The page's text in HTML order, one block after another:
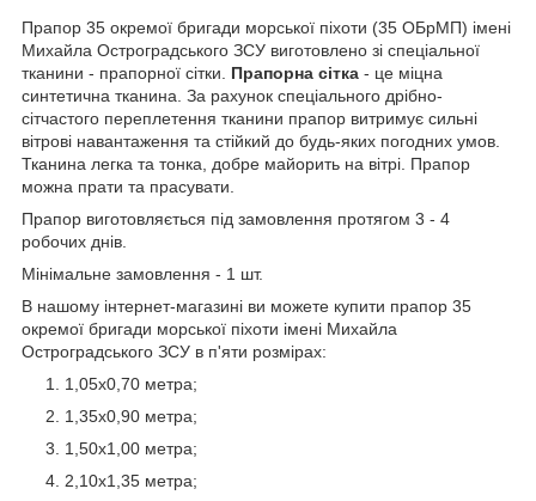
Прапор 35 окремої бригади морської піхоти (35 ОБрМП) імені
Михайла Остроградського ЗСУ виготовлено зі спеціальної
тканини - прапорної сітки. Прапорна сітка - це міцна
синтетична тканина. За рахунок спеціального дрібно-
сітчастого переплетення тканини прапор витримує сильні
вітрові навантаження та стійкий до будь-яких погодних умов.
Тканина легка та тонка, добре майорить на вітрі. Прапор
можна прати та прасувати.
Прапор виготовляється під замовлення протягом 3 - 4
робочих днів.
Мінімальне замовлення - 1 шт.
В нашому інтернет-магазині ви можете купити прапор 35
окремої бригади морської піхоти імені Михайла
Остроградського ЗСУ в п'яти розмірах:
1,05х0,70 метра;
1,35х0,90 метра;
1,50х1,00 метра;
2,10х1,35 метра;